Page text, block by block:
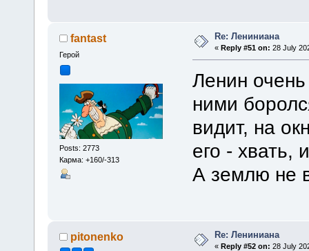
fantast
Герой
Posts: 2773
Карма: +160/-313
Re: Лениниана
« Reply #51 on: 28 July
Ленин
ними
видит, на
его - хвать,
А землю не
pitonenko Re: Лениниана
«Reply #52 on: 28 July